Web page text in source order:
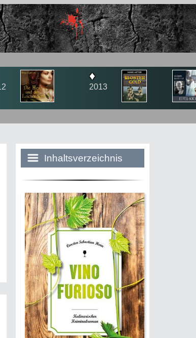
♦
2014
Inhaltsverzeichnis
Historie:
Die dunkle Seite
Mythen, Märchen &
Legenden (2025)
Sightseeing:
Die Eifel entdecken
Eifelkarte: